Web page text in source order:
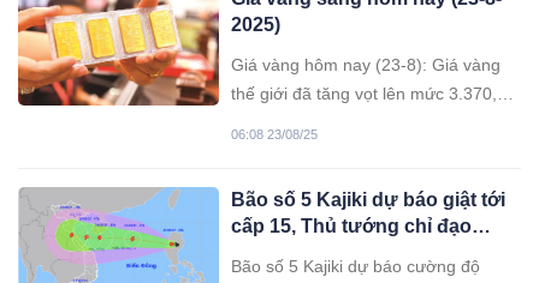
2025)
Giá vàng hôm nay (23-8): Giá vàng
thế giới đã tăng vọt lên mức 3.370,3
vàng miếng SJC đứng vững ở mức
cao, bán ra 125,4 triệu đồng/lượng.
06:08 23/08/25
Bão số 5 Kajiki dự báo giật tới
cấp 15, Thủ tướng chỉ đạo
Bão số 5 Kajiki dự báo cường độ